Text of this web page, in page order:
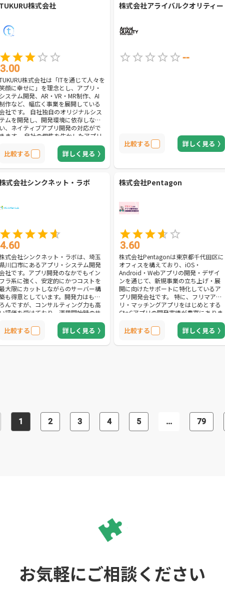
株式会社
3.00
株式会社は「ITを通じて人々を
顔に幸せに」を理念とし、アプリ・
ステム開発、AR・VR・MR制作、AI
作など、幅広く事業を展開している
社です。 自社独自のオリジナルシス
ムを開発し、開発環境に依存しな
、ネイティブアプリ開発の対応がで
ます。 自社の個性を生かしたアプリ
発の案件を依頼しようとする会社様
は最適な会社です。
比較する 詳しく見る
株式会社アライバルクオリティー
--
比較する 詳しく見る
式会社シンクネット・ラボ
4.60
式会社シンクネット・ラボは、埼玉
川口市にあるアプリ・システム開発
社です。アプリ開発のなかでもイン
ラ系に強く、安定的にかつコストを
大限にカットしながらのサーバー構
も得意としています。開発力はもち
んですが、コンサルティング力も高
評価を受けており、運用開始時のサ
ートの手厚さからプロジェクトの成
に導いてくれることでしょう。依頼
の理想をしっかりとヒアリングした
えで、確実に思い描いた理想や戦略
比較する 詳しく見る
株式会社Pentagon
3.60
株式会社Pentagonは東京都千代田区に
オフィスを構えており、iOS・
Android・Webアプリの開発・デザイ
ンを通じて、新規事業の立ち上げ・展
開に向けたサポートに特化しているア
プリ開発会社です。 特に、フリマアプ
リ・マッチングアプリをはじめとする
CtoCアプリの開発実績が豊富にありま
す。 開発といった技術的な部分だけで
はなく、UX(ユーザー体験)・UI(ユーザ
ーインターフェース)デザインなどの感
覚的な部分までサポートしており、
も対応してくれます。 また、AWS(アマ
ゾン ウェブ サービス)などのクラウド
サービスを利用した開発も行っていま
比較する 詳しく見る
1 2 3 4 5 ... 79
お気軽にご相談ください